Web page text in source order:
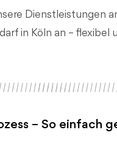
Dienstleistungen
in Köln an – flexibel
– So einfach